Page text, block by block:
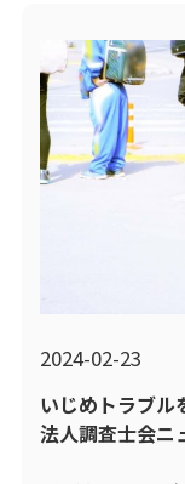
2024-02-23
いじめトラブル
法人調査士会ニ